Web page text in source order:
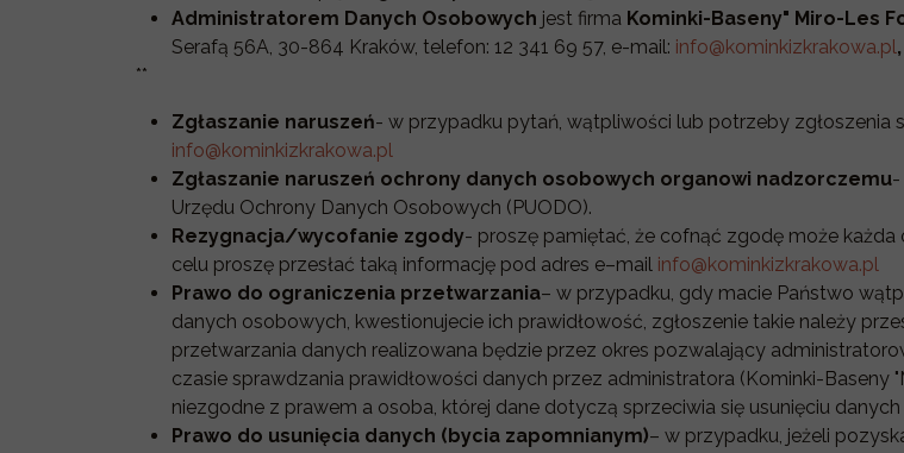
Administratorem Danych Osobowych jest firma Kominki-Baseny" Miro-Les
Serafą 56A, 30-864 Kraków, telefon: 12 341 69 57, e-mail: info@kominkizkrakowa.pl,
**
Zgłaszanie naruszeń- w przypadku pytań, wątpliwości lub potrzeby zgłoszenia
info@kominkizkrakowa.pl
Zgłaszanie naruszeń ochrony danych osobowych organowi nadzorczemu-
Urzędu Ochrony Danych Osobowych (PUODO).
Rezygnacja/wycofanie zgody- proszę pamiętać, że cofnąć zgodę może
celu proszę przesłać taką informację pod adres e–mail info@kominkizkrakowa.pl
Prawo do ograniczenia przetwarzania– w przypadku, gdy macie Państwo
danych osobowych, kwestionujecie ich prawidłowość, zgłoszenie takie należy
przetwarzania danych realizowana będzie przez okres pozwalający
czasie sprawdzania prawidłowości danych przez administratora (Kominki-Baseny
niezgodne z prawem a osoba, której dane dotyczą sprzeciwia się usunięciu
Prawo do usunięcia danych (bycia zapomnianym)– w przypadku, jeżeli